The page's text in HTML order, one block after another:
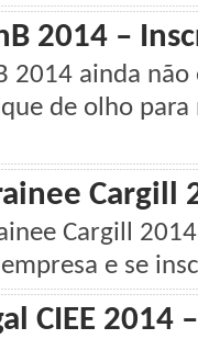
2014 –
2014 ainda não
de olho
Cargill
Cargill
e se
CIEE 2014